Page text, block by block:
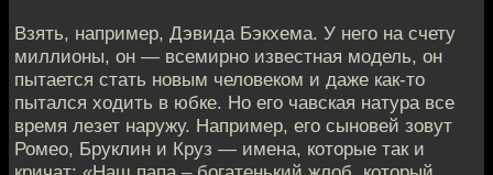
Взять, например, Дэвида Бэкхема. У него на счету
миллионы, он — всемирно известная модель, он
пытается стать новым человеком и даже как-то
пытался ходить в юбке. Но его чавская натура все
время лезет наружу. Например, его сыновей зовут
Ромео, Бруклин и Круз — имена, которые так и